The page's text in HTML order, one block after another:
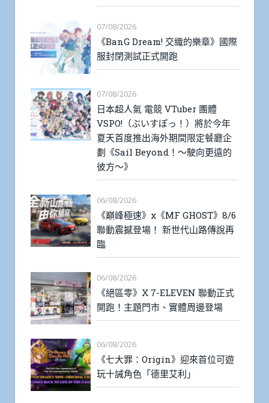
07/08/2026
《BanG Dream! 交織的樂章》國際
服封閉測試正式開跑
07/08/2026
日本超人氣 電競 VTuber 團體
VSPO!（ぶいすぽっ！）將於今年
夏天首度推出海外期間限定餐廳企
劃《Sail Beyond！～駛向更遠的
彼方～》
06/08/2026
《巔峰極速》x《MF GHOST》8/6
聯動震撼登場！ 新世代山路傳說再
臨
06/08/2026
《絕區零》X 7-ELEVEN 聯動正式
開跑！主題門市、實體周邊登場
06/08/2026
《七大罪：Origin》迎來首位可遊
玩十誡角色「德里艾利」